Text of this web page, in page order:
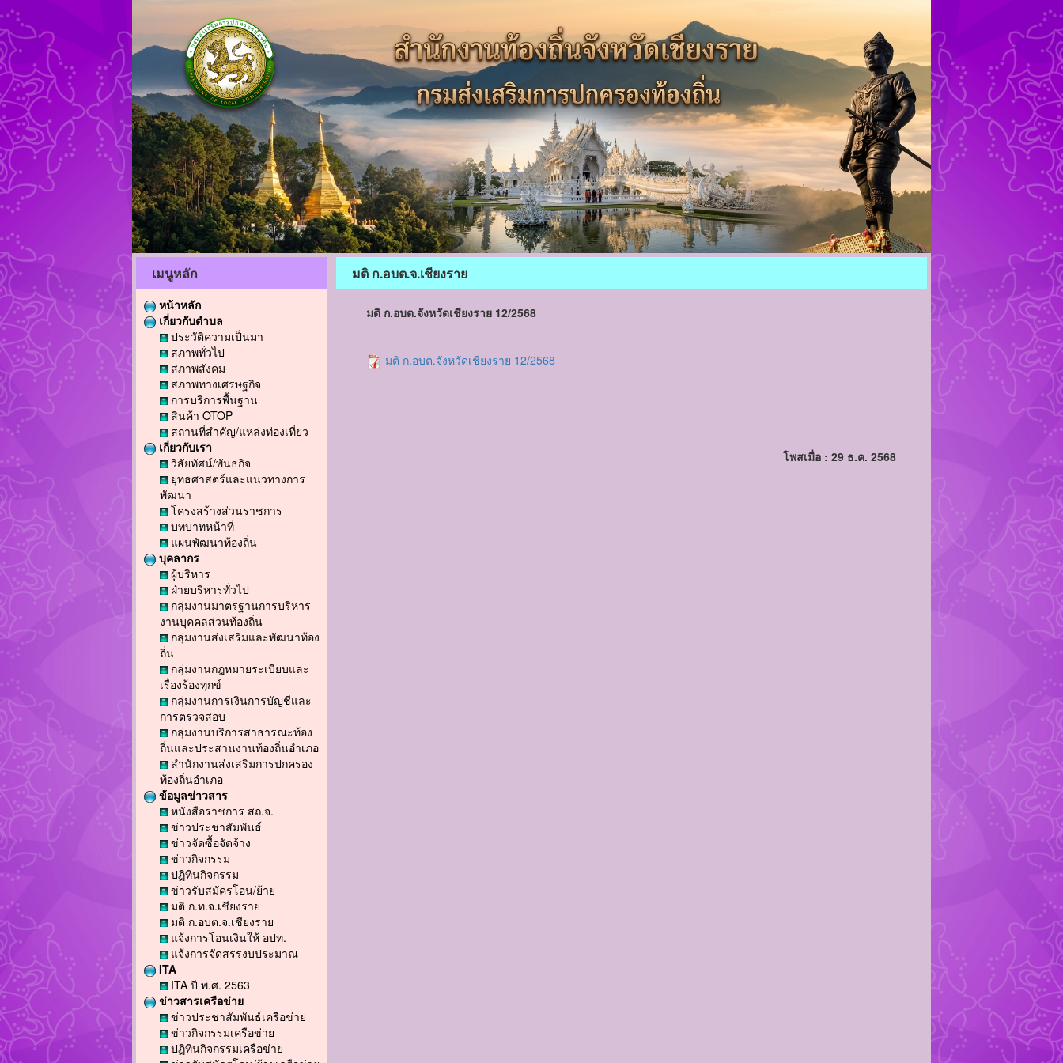
เมนูหลัก
หน้าหลัก
เกี่ยวกับตำบล
ประวัติความเป็นมา
สภาพทั่วไป
สภาพสังคม
สภาพทางเศรษฐกิจ
การบริการพื้นฐาน
สินค้า OTOP
สถานที่สำคัญ/แหล่งท่องเที่ยว
เกี่ยวกับเรา
วิสัยทัศน์/พันธกิจ
ยุทธศาสตร์และแนวทางการ
พัฒนา
โครงสร้างส่วนราชการ
บทบาทหน้าที่
แผนพัฒนาท้องถิ่น
บุคลากร
ผู้บริหาร
ฝ่ายบริหารทั่วไป
กลุ่มงานมาตรฐานการบริหาร
งานบุคคลส่วนท้องถิ่น
กลุ่มงานส่งเสริมและพัฒนาท้อง
ถิ่น
กลุ่มงานกฎหมายระเบียบและ
เรื่องร้องทุกข์
กลุ่มงานการเงินการบัญชีและ
การตรวจสอบ
กลุ่มงานบริการสาธารณะท้อง
ถิ่นและประสานงานท้องถิ่นอำเภอ
สำนักงานส่งเสริมการปกครอง
ท้องถิ่นอำเภอ
ข้อมูลข่าวสาร
หนังสือราชการ สถ.จ.
ข่าวประชาสัมพันธ์
ข่าวจัดซื้อจัดจ้าง
ข่าวกิจกรรม
ปฏิทินกิจกรรม
ข่าวรับสมัครโอน/ย้าย
มติ ก.ท.จ.เชียงราย
มติ ก.อบต.จ.เชียงราย
แจ้งการโอนเงินให้ อปท.
แจ้งการจัดสรรงบประมาณ
ITA
ITA ปี พ.ศ. 2563
ข่าวสารเครือข่าย
ข่าวประชาสัมพันธ์เครือข่าย
ข่าวกิจกรรมเครือข่าย
ปฏิทินกิจกรรมเครือข่าย
มติ ก.อบต.จ.เชียงราย
มติ ก.อบต.จังหวัดเชียงราย 12/2568
มติ ก.อบต.จังหวัดเชียงราย 12/2568
โพสเมื่อ : 29 ธ.ค. 2568